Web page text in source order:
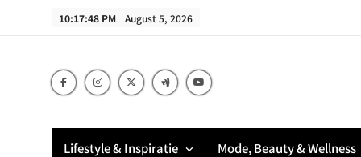
10:17:49 PM August 5, 2026
Lifestyle & Inspiratie Mode, Beauty & Wellness